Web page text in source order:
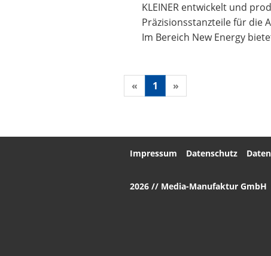
KLEINER entwickelt und
Präzisionsstanzteile für die
Im Bereich New Energy
« 1 »
Impressum Datenschutz
2026 // Media-Manufaktur GmbH